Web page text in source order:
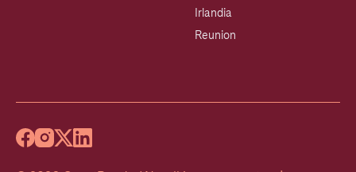
Irlandia
Reunion